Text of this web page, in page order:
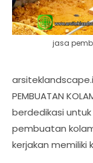
jasa
PEMBUATAN
berdedikasi
pembuatan
kerjakan memiliki